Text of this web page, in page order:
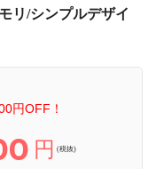
リ/シンプルデザイ
円OFF！
円 (税抜)